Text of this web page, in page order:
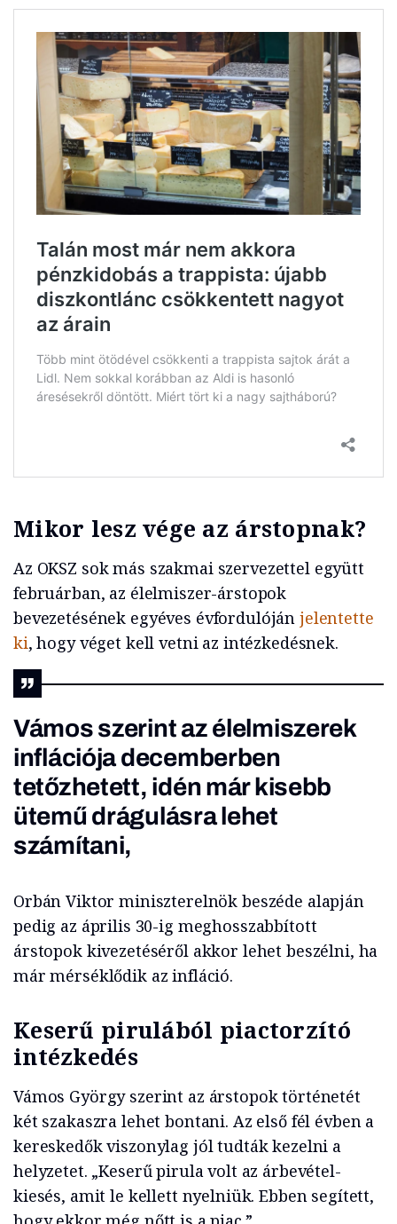
Mikor lesz vége az árstopnak?
Az OKSZ sok más szakmai szervezettel együtt
februárban, az élelmiszer-árstopok
bevezetésének egyéves évfordulóján jelentette
ki, hogy véget kell vetni az intézkedésnek.
Vámos szerint az élelmiszerek
inflációja decemberben
tetőzhetett, idén már kisebb
ütemű drágulásra lehet
számítani,
Orbán Viktor miniszterelnök beszéde alapján
pedig az április 30-ig meghosszabbított
árstopok kivezetéséről akkor lehet beszélni, ha
már mérséklődik az infláció.
Keserű pirulából piactorzító
intézkedés
Vámos György szerint az árstopok történetét
két szakaszra lehet bontani. Az első fél évben a
kereskedők viszonylag jól tudták kezelni a
helyzetet. „Keserű pirula volt az árbevétel-
kiesés, amit le kellett nyelniük. Ebben segített,